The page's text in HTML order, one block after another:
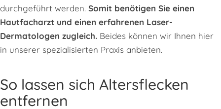
durchgeführt werden. Somit benötigen Sie einen
Hautfacharzt und einen erfahrenen Laser-
Dermatologen zugleich. Beides können wir Ihnen hier
in unserer spezialisierten Praxis anbieten.
So lassen sich Altersflecken
entfernen